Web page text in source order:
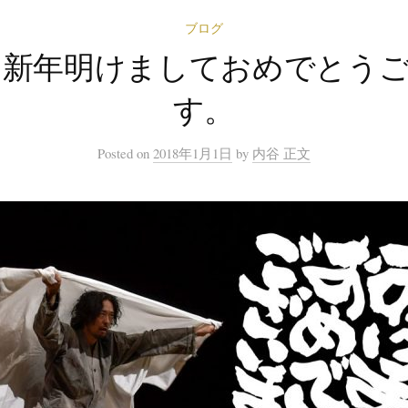
ブログ
新年明けましておめでとう
す。
Posted on 2018年1月1日 by 内谷 正文